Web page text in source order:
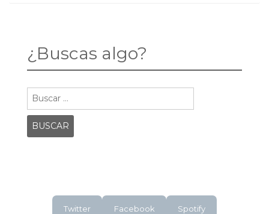
¿Buscas algo?
Twitter Facebook Spotify